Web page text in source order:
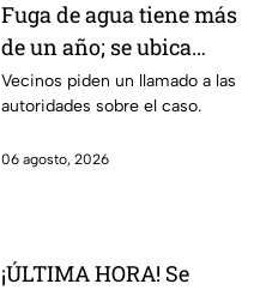
Fuga de agua tiene más
de un año; se ubica
rumbo a la salida a
Cuerámaro
Vecinos piden un llamado a las
autoridades sobre el caso.
06 agosto, 2026
¡ÚLTIMA HORA! Se